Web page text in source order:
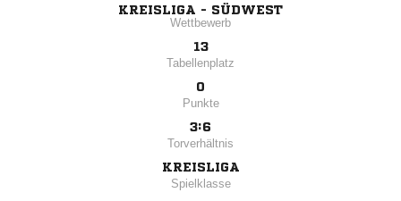
KREISLIGA - SÜDWEST
Wettbewerb
13
Tabellenplatz
0
Punkte
3:6
Torverhältnis
KREISLIGA
Spielklasse